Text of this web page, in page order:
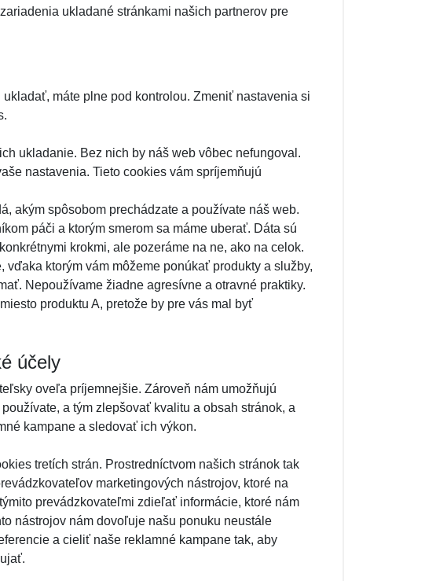
ukladané stránkami našich partnerov pre
máte plne pod kontrolou. Zmeniť nastavenia si
ukladanie. Bez nich by náš web vôbec nefungoval.
nastavenia. Tieto cookies vám spríjemňujú
akým spôsobom prechádzate a používate náš web.
páči a ktorým smerom sa máme uberať. Dáta sú
krokmi, ale pozeráme na ne, ako na celok.
ktorým vám môžeme ponúkať produkty a služby,
Nepoužívame žiadne agresívne a otravné praktiky.
produktu A, pretože by pre vás mal byť
účely
oveľa príjemnejšie. Zároveň nám umožňujú
a tým zlepšovať kvalitu a obsah stránok, a
kampane a sledovať ich výkon.
tretích strán. Prostredníctvom našich stránok tak
marketingových nástrojov, ktoré na
prevádzkovateľmi zdieľať informácie, ktoré nám
nástrojov nám dovoľuje našu ponuku neustále
a cieliť naše reklamné kampane tak, aby